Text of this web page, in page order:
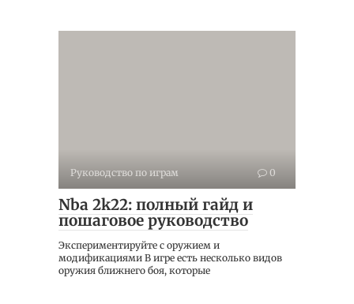
Руководство по играм 0
Nba 2k22: полный гайд и
пошаговое руководство
Экспериментируйте с оружием и
модификациями В игре есть несколько видов
оружия ближнего боя, которые